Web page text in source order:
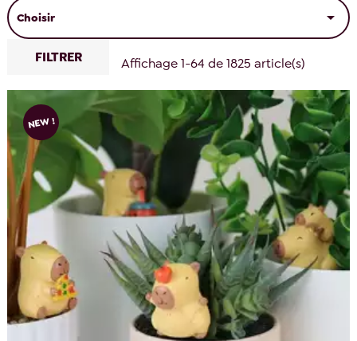
Choisir 
FILTRER Affichage 1-64 de 1825 article(s)
NEW !